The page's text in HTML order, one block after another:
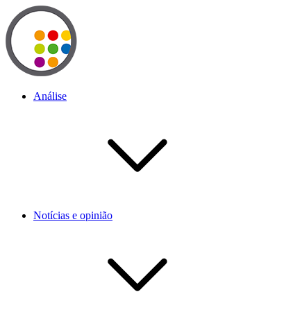
Análise
Notícias e opinião